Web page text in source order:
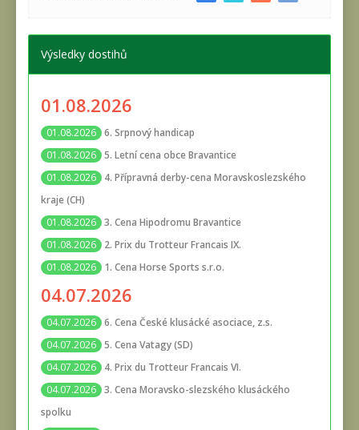
Výsledky dostihů
01.08.2026
01.08.2026 6. Srpnový handicap
01.08.2026 5. Letní cena obce Bravantice
01.08.2026
4. Přípravná derby-cena Moravskoslezského
kraje (CH)
01.08.2026 3. Cena Hipodromu Bravantice
01.08.2026
2. Prix du Trotteur Francais IX.
01.08.2026
1. Cena Horse Sports s.r.o.
04.07.2026
04.07.2026 6. Cena České klusácké asociace, z.s.
04.07.2026 5. Cena Vatagy (SD)
04.07.2026
4. Prix du Trotteur Francais VI.
04.07.2026 3. Cena Moravsko-slezského klusáckého
spolku